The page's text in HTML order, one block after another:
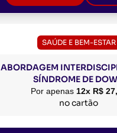
SAÚDE E BEM-ESTAR
ABORDAGEM
SÍNDROME DE
Por apenas 12x R$
no cartão